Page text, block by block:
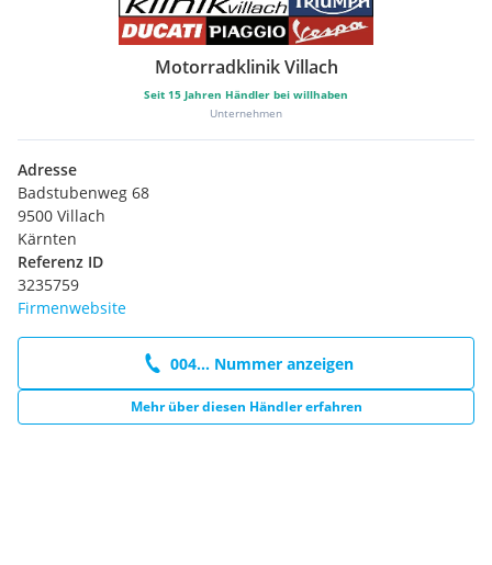
Motorradklinik Villach
Seit 15 Jahren Händler bei willhaben
Unternehmen
Adresse
Badstubenweg 68
9500 Villach
Kärnten
Referenz ID
3235759
Firmenwebsite
004... Nummer anzeigen
Mehr über diesen Händler erfahren